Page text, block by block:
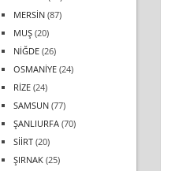
MERSİN (87)
MUŞ (20)
NİĞDE (26)
OSMANİYE (24)
RİZE (24)
SAMSUN (77)
ŞANLIURFA (70)
SİİRT (20)
ŞIRNAK (25)